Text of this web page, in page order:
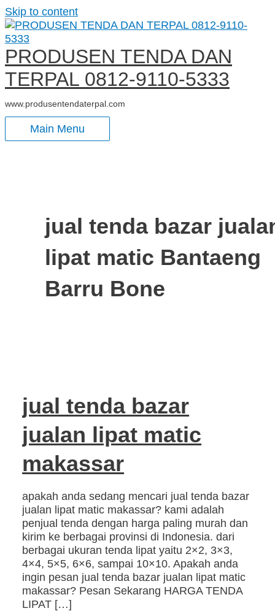
Skip to content
PRODUSEN TENDA DAN
TERPAL 0812-9110-5333
www.produsentendaterpal.com
Main Menu
jual tenda bazar
lipat matic Bantaeng
Barru Bone
jual tenda bazar
jualan lipat matic
makassar
apakah anda sedang mencari jual tenda bazar
jualan lipat matic makassar? kami adalah
penjual tenda dengan harga paling murah dan
kirim ke berbagai provinsi di Indonesia. dari
berbagai ukuran tenda lipat yaitu 2×2, 3×3,
4×4, 5×5, 6×6, sampai 10×10. Apakah anda
ingin pesan jual tenda bazar jualan lipat matic
makassar? Pesan Sekarang HARGA TENDA
LIPAT […]